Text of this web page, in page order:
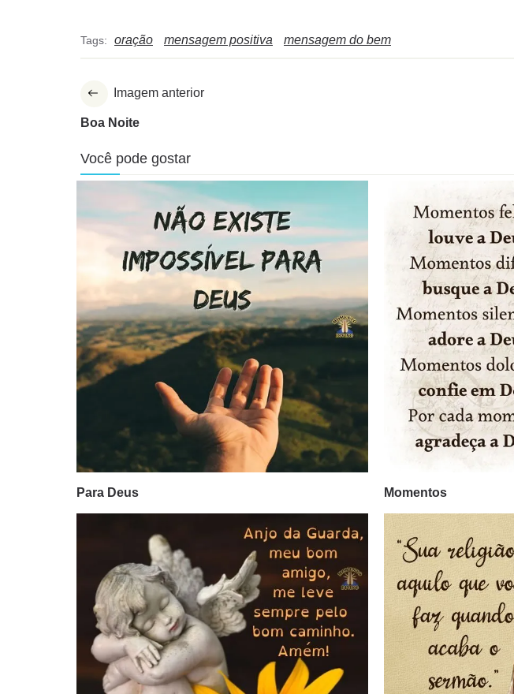
Tags: oração mensagem positiva mensagem do bem
Imagem anterior
Boa Noite
Você pode gostar
Para Deus Momentos